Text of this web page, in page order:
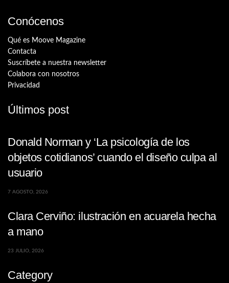
Conócenos
Qué es Moove Magazine
Contacta
Suscríbete a nuestra newsletter
Colabora con nosotros
Privacidad
Últimos post
Donald Norman y ‘La psicología de los
objetos cotidianos’ cuando el diseño culpa al
usuario
7 AGOSTO, 2026
Clara Cerviño: ilustración en acuarela hecha
a mano
23 JULIO, 2026
Category